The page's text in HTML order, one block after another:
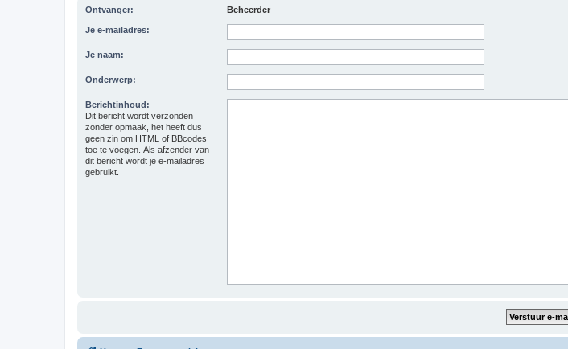
Ontvanger: Beheerder
Je e-mailadres:
Je naam:
Onderwerp:
Berichtinhoud:
Dit bericht wordt verzonden
zonder opmaak, het heeft dus
geen zin om HTML of BBcodes
toe te voegen. Als afzender van
dit bericht wordt je e-mailadres
gebruikt.